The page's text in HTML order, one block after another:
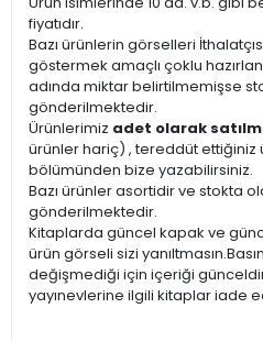
fiyatıdır.
Bazı ürünlerin görselleri
göstermek amaçlı çoklu
adında miktar belirtilmemişse
gönderilmektedir.
Ürünlerimiz adet olarak
ürünler hariç) , tereddüt ettiğiniz
bölümünden bize yazabilirsiniz.
Bazı ürünler asortidir ve stokta
gönderilmektedir.
Kitaplarda güncel kapak ve
ürün görseli sizi
değişmediği için içeriği
yayınevlerine ilgili kitaplar iade